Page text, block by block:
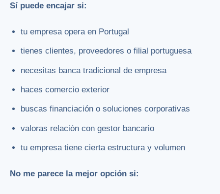
Sí puede encajar si:
tu empresa opera en Portugal
tienes clientes, proveedores o filial portuguesa
necesitas banca tradicional de empresa
haces comercio exterior
buscas financiación o soluciones corporativas
valoras relación con gestor bancario
tu empresa tiene cierta estructura y volumen
No me parece la mejor opción si: